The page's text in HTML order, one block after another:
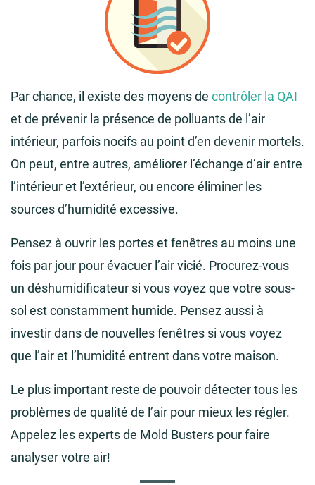
Par chance, il existe des moyens de contrôler la QAI
et de prévenir la présence de polluants de l’air
intérieur, parfois nocifs au point d’en devenir mortels.
On peut, entre autres, améliorer l’échange d’air entre
l’intérieur et l’extérieur, ou encore éliminer les
sources d’humidité excessive.
Pensez à ouvrir les portes et fenêtres au moins une
fois par jour pour évacuer l’air vicié. Procurez-vous
un déshumidificateur si vous voyez que votre sous-
sol est constamment humide. Pensez aussi à
investir dans de nouvelles fenêtres si vous voyez
que l’air et l’humidité entrent dans votre maison.
Le plus important reste de pouvoir détecter tous les
problèmes de qualité de l’air pour mieux les régler.
Appelez les experts de Mold Busters pour faire
analyser votre air!